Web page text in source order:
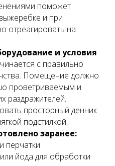
поможет
и при
отреагировать на
и условия
с правильно
Помещение должно
проветриваемым и
раздражителей.
просторный денник
подстилкой.
заранее:
перчатки
йода для обработки